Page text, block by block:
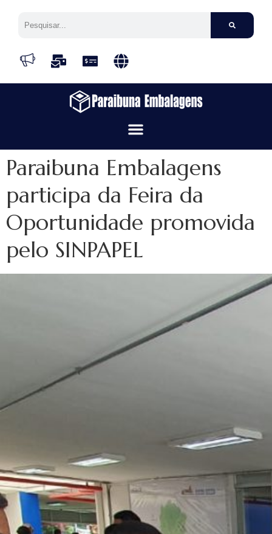
Paraibuna Embalagens
participa da Feira da
Oportunidade promovida
pelo SINPAPEL